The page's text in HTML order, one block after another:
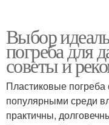
Выбор
погреба для
советы и
Пластиковые погреба
популярными среди
практичны,